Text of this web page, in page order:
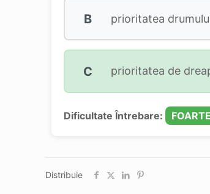
B prioritatea
C prioritatea de
Dificultate Întrebare:
Distribuie